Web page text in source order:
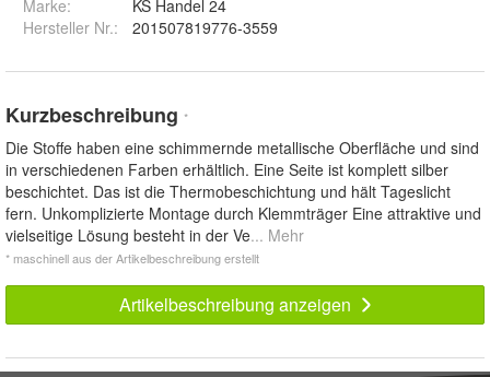
Marke:
KS Handel 24
Hersteller Nr.:
201507819776-3559
Kurzbeschreibung *
Die Stoffe haben eine schimmernde metallische Oberfläche und sind
in verschiedenen Farben erhältlich. Eine Seite ist komplett silber
beschichtet. Das ist die Thermobeschichtung und hält Tageslicht
fern. Unkomplizierte Montage durch Klemmträger Eine attraktive und
vielseitige Lösung besteht in der Ve... Mehr
* maschinell aus der Artikelbeschreibung erstellt
Artikelbeschreibung anzeigen